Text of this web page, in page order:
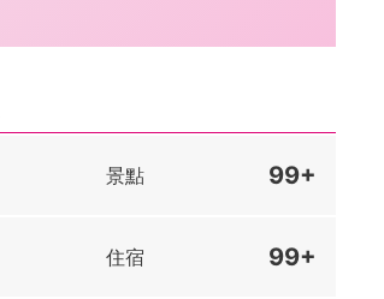
景點 99+
住宿 99+